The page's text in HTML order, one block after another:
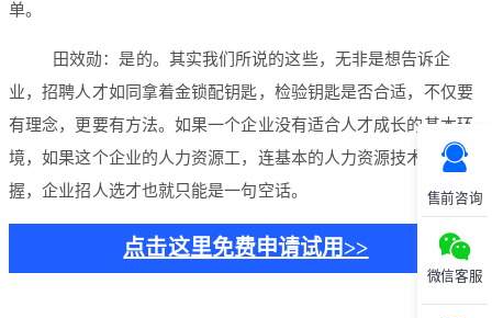
售前咨询
微信客服
单。
田效勋：是的。其实我们所说的这些，无非是想告诉企
业，招聘人才如同拿着金锁配钥匙，检验钥匙是否合适，不仅要
有理念，更要有方法。如果一个企业没有适合人才成长的基本环
境，如果这个企业的人力资源工，连基本的人力资源技术都没掌
握，企业招人选才也就只能是一句空话。
点击这里免费申请试用>>